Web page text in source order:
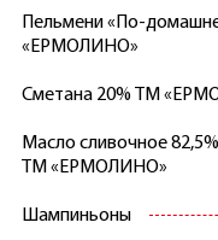
Пельмени «По-
«ЕРМОЛИНО»
Сметана 20% ТМ
Масло сливочное
ТМ «ЕРМОЛИНО»
Шампиньоны